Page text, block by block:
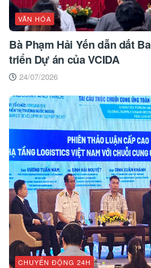
VĂN HÓA
Bà Phạm Hải Yến dẫn dắt
triển Dự án của VCIDA
24/07/2026
CHUYỂN ĐỘNG 24H